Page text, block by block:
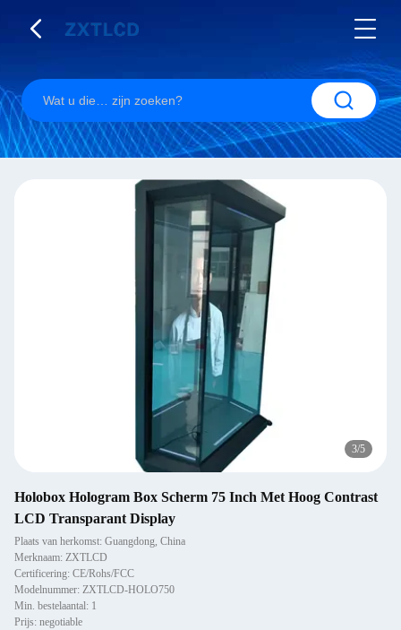
4/5
Holobox Hologram Box Scherm 75 Inch Met Hoog Contrast
LCD Transparant Display
Plaats van herkomst: Guangdong, China
Merknaam: ZXTLCD
Certificering: CE/Rohs/FCC
Modelnummer: ZXTLCD-HOLO750
Min. bestelaantal: 1
Prijs: negotiable